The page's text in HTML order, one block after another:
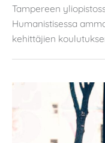
Tampereen
Humanistisessa
kehittäjien